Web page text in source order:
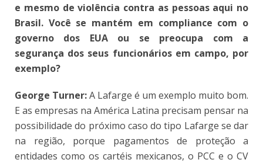
e mesmo de violência contra as pessoas aqui no
Brasil. Você se mantém em compliance com o
governo dos EUA ou se preocupa com a
segurança dos seus funcionários em campo, por
exemplo?
George Turner:A Lafarge é um exemplo muito bom.
E as empresas na América Latina precisam pensar na
possibilidade do próximo caso do tipo Lafarge se dar
na região, porque pagamentos de proteção a
entidades como os cartéis mexicanos, o PCC e o CV